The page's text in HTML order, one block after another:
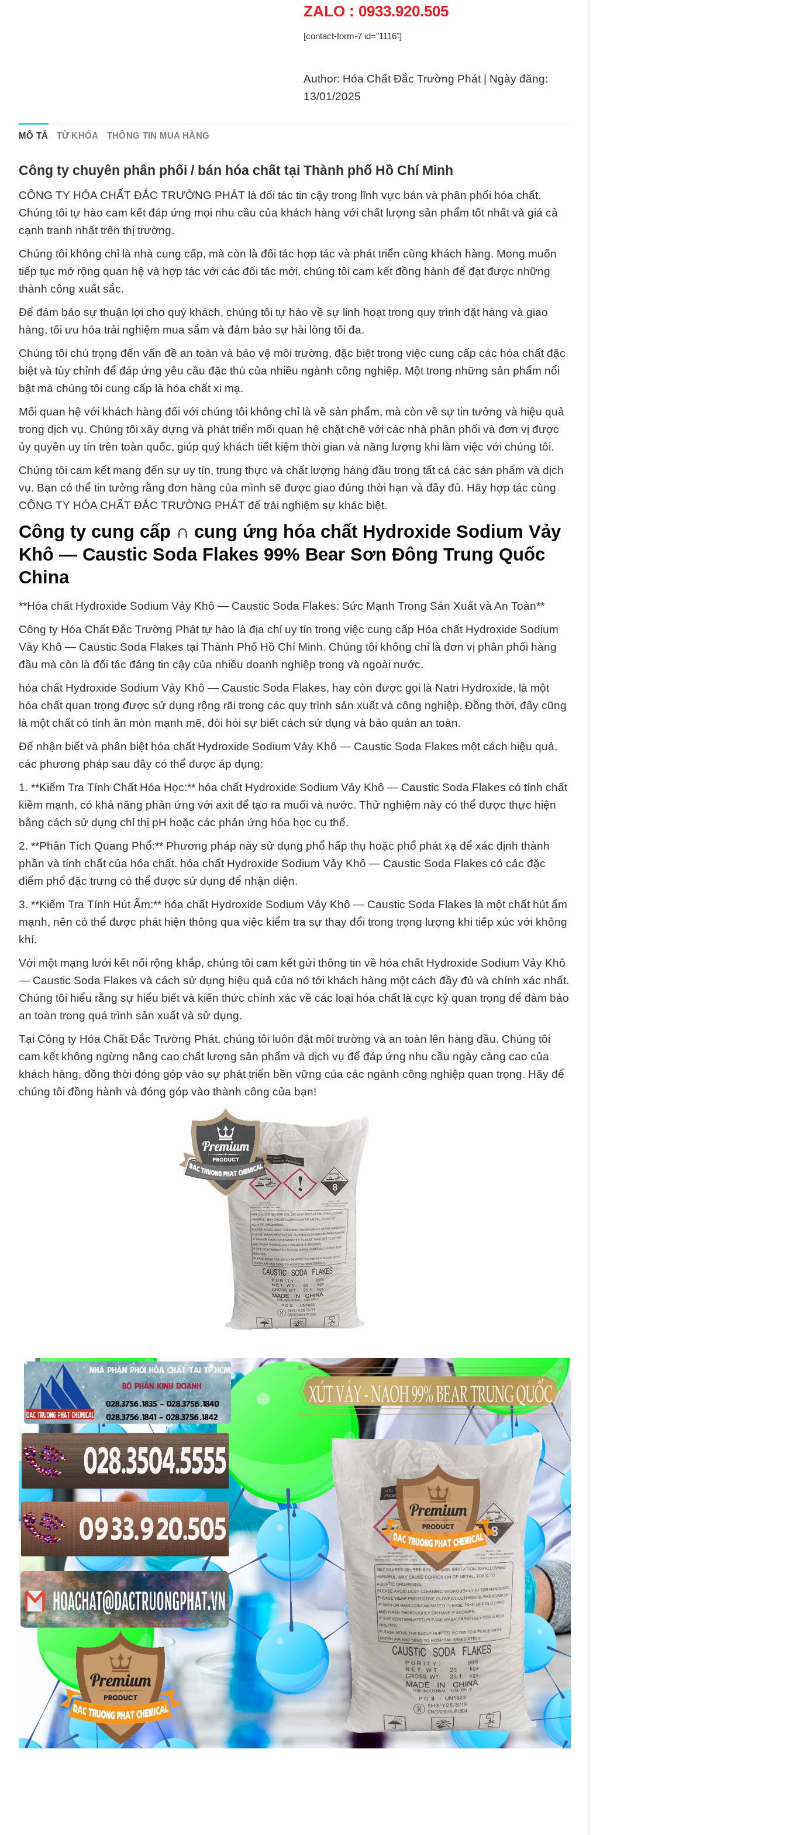
ZALO : 0933.920.505
[contact-form-7 id="1116"]
Author: Hóa Chất Đắc Trường Phát | Ngày đăng:
13/01/2025
MÔ TẢ TỪ KHÓA THÔNG TIN MUA HÀNG
Công ty chuyên phân phối / bán hóa chất tại Thành phố Hồ Chí Minh
CÔNG TY HÓA CHẤT ĐẮC TRƯỜNG PHÁT là đối tác tin cậy trong lĩnh vực bán và phân phối hóa chất.
Chúng tôi tự hào cam kết đáp ứng mọi nhu cầu của khách hàng với chất lượng sản phẩm tốt nhất và giá cả
cạnh tranh nhất trên thị trường.
Chúng tôi không chỉ là nhà cung cấp, mà còn là đối tác hợp tác và phát triển cùng khách hàng. Mong muốn
tiếp tục mở rộng quan hệ và hợp tác với các đối tác mới, chúng tôi cam kết đồng hành để đạt được những
thành công xuất sắc.
Để đảm bảo sự thuận lợi cho quý khách, chúng tôi tự hào về sự linh hoạt trong quy trình đặt hàng và giao
hàng, tối ưu hóa trải nghiệm mua sắm và đảm bảo sự hài lòng tối đa.
Chúng tôi chú trọng đến vấn đề an toàn và bảo vệ môi trường, đặc biệt trong việc cung cấp các hóa chất đặc
biệt và tùy chỉnh để đáp ứng yêu cầu đặc thù của nhiều ngành công nghiệp. Một trong những sản phẩm nổi
bật mà chúng tôi cung cấp là hóa chất xi mạ.
Mối quan hệ với khách hàng đối với chúng tôi không chỉ là về sản phẩm, mà còn về sự tin tưởng và hiệu quả
trong dịch vụ. Chúng tôi xây dựng và phát triển mối quan hệ chặt chẽ với các nhà phân phối và đơn vị được
ủy quyền uy tín trên toàn quốc, giúp quý khách tiết kiệm thời gian và năng lượng khi làm việc với chúng tôi.
Chúng tôi cam kết mang đến sự uy tín, trung thực và chất lượng hàng đầu trong tất cả các sản phẩm và dịch
vụ. Bạn có thể tin tưởng rằng đơn hàng của mình sẽ được giao đúng thời hạn và đầy đủ. Hãy hợp tác cùng
CÔNG TY HÓA CHẤT ĐẮC TRƯỜNG PHÁT để trải nghiệm sự khác biệt.
Công ty cung cấp ∩ cung ứng hóa chất Hydroxide Sodium Vảy
Khô — Caustic Soda Flakes 99% Bear Sơn Đông Trung Quốc
China
**Hóa chất Hydroxide Sodium Vảy Khô — Caustic Soda Flakes: Sức Mạnh Trong Sản Xuất và An Toàn**
Công ty Hóa Chất Đắc Trường Phát tự hào là địa chỉ uy tín trong việc cung cấp Hóa chất Hydroxide Sodium
Vảy Khô — Caustic Soda Flakes tại Thành Phố Hồ Chí Minh. Chúng tôi không chỉ là đơn vị phân phối hàng
đầu mà còn là đối tác đáng tin cậy của nhiều doanh nghiệp trong và ngoài nước.
hóa chất Hydroxide Sodium Vảy Khô — Caustic Soda Flakes, hay còn được gọi là Natri Hydroxide, là một
hóa chất quan trọng được sử dụng rộng rãi trong các quy trình sản xuất và công nghiệp. Đồng thời, đây cũng
là một chất có tính ăn mòn mạnh mẽ, đòi hỏi sự biết cách sử dụng và bảo quản an toàn.
Để nhận biết và phân biệt hóa chất Hydroxide Sodium Vảy Khô — Caustic Soda Flakes một cách hiệu quả,
các phương pháp sau đây có thể được áp dụng:
1. **Kiểm Tra Tính Chất Hóa Học:** hóa chất Hydroxide Sodium Vảy Khô — Caustic Soda Flakes có tính chất
kiềm mạnh, có khả năng phản ứng với axit để tạo ra muối và nước. Thử nghiệm này có thể được thực hiện
bằng cách sử dụng chỉ thị pH hoặc các phản ứng hóa học cụ thể.
2. **Phân Tích Quang Phổ:** Phương pháp này sử dụng phổ hấp thụ hoặc phổ phát xạ để xác định thành
phần và tính chất của hóa chất. hóa chất Hydroxide Sodium Vảy Khô — Caustic Soda Flakes có các đặc
điểm phổ đặc trưng có thể được sử dụng để nhận diện.
3. **Kiểm Tra Tính Hút Ẩm:** hóa chất Hydroxide Sodium Vảy Khô — Caustic Soda Flakes là một chất hút ẩm
mạnh, nên có thể được phát hiện thông qua việc kiểm tra sự thay đổi trong trọng lượng khi tiếp xúc với không
khí.
Với một mạng lưới kết nối rộng khắp, chúng tôi cam kết gửi thông tin về hóa chất Hydroxide Sodium Vảy Khô
— Caustic Soda Flakes và cách sử dụng hiệu quả của nó tới khách hàng một cách đầy đủ và chính xác nhất.
Chúng tôi hiểu rằng sự hiểu biết và kiến thức chính xác về các loại hóa chất là cực kỳ quan trọng để đảm bảo
an toàn trong quá trình sản xuất và sử dụng.
Tại Công ty Hóa Chất Đắc Trường Phát, chúng tôi luôn đặt môi trường và an toàn lên hàng đầu. Chúng tôi
cam kết không ngừng nâng cao chất lượng sản phẩm và dịch vụ để đáp ứng nhu cầu ngày càng cao của
khách hàng, đồng thời đóng góp vào sự phát triển bền vững của các ngành công nghiệp quan trọng. Hãy để
chúng tôi đồng hành và đóng góp vào thành công của bạn!